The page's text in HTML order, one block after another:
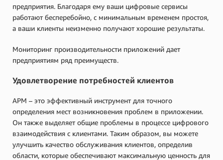
предприятия. Благодаря ему ваши цифровые сервисы
работают бесперебойно, с минимальным временем простоя,
а ваши клиенты неизменно получают хорошие результаты.
Мониторинг производительности приложений дает
предприятиям ряд преимуществ.
Удовлетворение потребностей клиентов
APM – это эффективный инструмент для точного
определения мест возникновения проблем в приложении.
Он также выделяет общие проблемы в процессе цифрового
взаимодействия с клиентами. Таким образом, вы можете
улучшить качество обслуживания клиентов, определив
области, которые обеспечивают максимальную ценность для